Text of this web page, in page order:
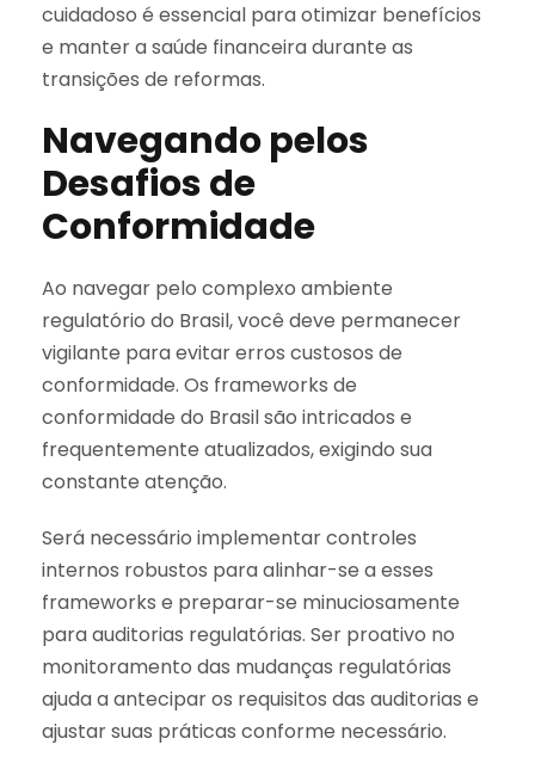
cuidadoso é essencial para otimizar benefícios
e manter a saúde financeira durante as
transições de reformas.
Navegando pelos
Desafios de
Conformidade
Ao navegar pelo complexo ambiente
regulatório do Brasil, você deve permanecer
vigilante para evitar erros custosos de
conformidade. Os frameworks de
conformidade do Brasil são intricados e
frequentemente atualizados, exigindo sua
constante atenção.
Será necessário implementar controles
internos robustos para alinhar-se a esses
frameworks e preparar-se minuciosamente
para auditorias regulatórias. Ser proativo no
monitoramento das mudanças regulatórias
ajuda a antecipar os requisitos das auditorias e
ajustar suas práticas conforme necessário.